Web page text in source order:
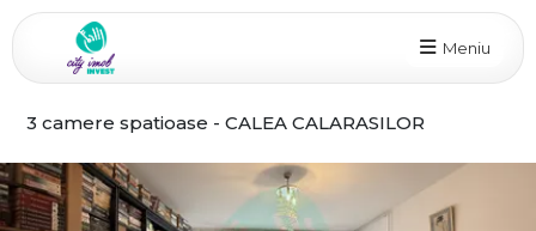
Meniu
3 camere spatioase - CALEA CALARASILOR